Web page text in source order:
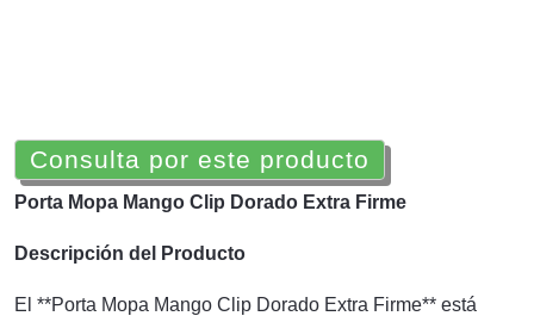
Consulta por este producto
Porta Mopa Mango Clip Dorado Extra Firme
Descripción del Producto
El **Porta Mopa Mango Clip Dorado Extra Firme** está